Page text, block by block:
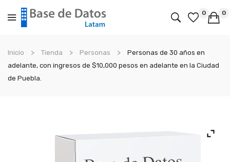
0 0
Inicio Tienda Personas
Personas de 30 años en
adelante, con ingresos de $10,000 pesos en adelante en la Ciudad
de Puebla.